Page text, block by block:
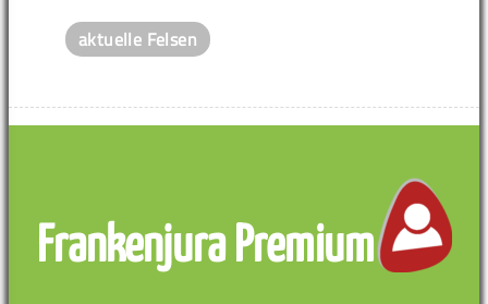
aktuelle Felsen
Frankenjura Premium